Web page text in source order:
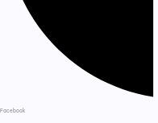
Facebook